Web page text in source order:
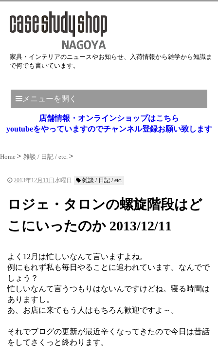
家具・インテリアのニュースやお知らせ、入荷情報から雑学から知識ま
で何でも書いています。
メニューを開く
店舗情報・オンラインショップはこちら
youtubeをやっていますのでチャンネル登録お願い致します
Home 雑談 / 日記 / etc.
2013年12月11日水曜日 雑談 / 日記 / etc.
ロジェ・タロンの螺旋階段はど
こにいったのか 2013/12/11
よく12月は忙しいなんて言いますよね。
例にもれず私も毎日やることに追われています。なんでで
しょう？
忙しいなんて言うつもりはないんですけどね。寝る時間は
ありますし。
あ、お店に来てもう人はもちろん歓迎ですよ～。
それでブログの更新が最近辛くなってきたので今日は昔話
をしてさくっと終わります。